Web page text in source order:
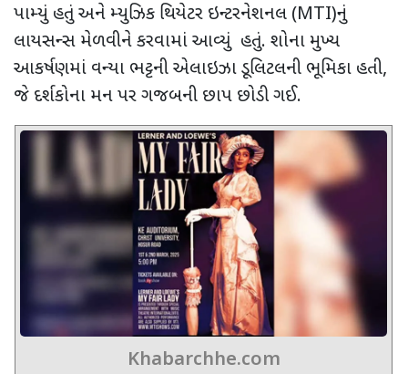
પામ્યું હતું અને મ્યુઝિક થિયેટર ઇન્ટરનેશનલ (MTI)નું
લાયસન્સ મેળવીને કરવામાં આવ્યું હતું. શોના મુખ્ય
આકર્ષણમાં વન્યા ભટ્ટની એલાઇઝા ડૂલિટલની ભૂમિકા હતી,
જે દર્શકોના મન પર ગજબની છાપ છોડી ગઈ.
Khabarchhe.com